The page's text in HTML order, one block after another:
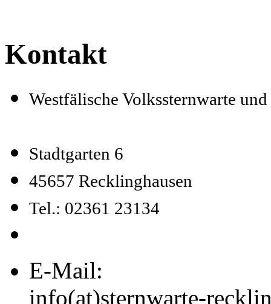
Kontakt
Westfälische Volkssternwarte
Stadtgarten 6
45657 Recklinghausen
Tel.: 02361 23134
E-Mail:
info(at)sternwarte-